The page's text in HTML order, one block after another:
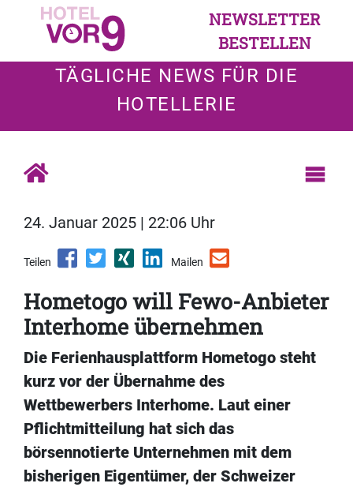
NEWSLETTER
BESTELLEN
TÄGLICHE NEWS FÜR DIE
HOTELLERIE
24. Januar 2025 | 22:06 Uhr
Teilen Mailen
Hometogo will Fewo-Anbieter
Interhome übernehmen
Die Ferienhausplattform Hometogo steht
kurz vor der Übernahme des
Wettbewerbers Interhome. Laut einer
Pflichtmitteilung hat sich das
börsennotierte Unternehmen mit dem
bisherigen Eigentümer, der Schweizer